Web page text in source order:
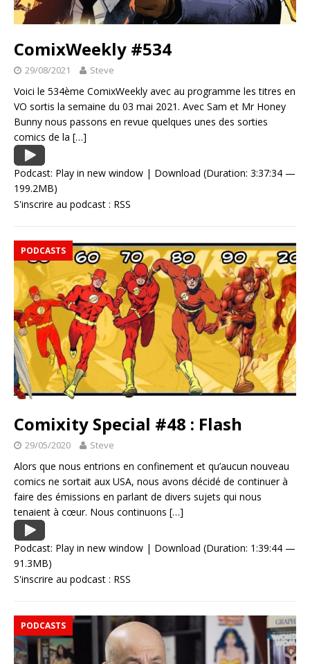
ComixWeekly #534
29/08/2021 Steve
Voici le 534ème ComixWeekly avec au programme les titres en
VO sortis la semaine du 03 mai 2021. Avec Sam et Mr Honey
Bunny nous passons en revue quelques unes des sorties
comics de la […]
Podcast: Play in new window | Download (Duration: 3:37:34 —
199.2MB)
S'inscrire au podcast : RSS
PODCASTS
Comixity Special #48 : Flash
29/05/2020 Steve
Alors que nous entrions en confinement et qu’aucun nouveau
comics ne sortait aux USA, nous avons décidé de continuer à
faire des émissions en parlant de divers sujets qui nous
tenaient à cœur. Nous continuons […]
Podcast: Play in new window | Download (Duration: 1:39:44 —
91.3MB)
S'inscrire au podcast : RSS
PODCASTS